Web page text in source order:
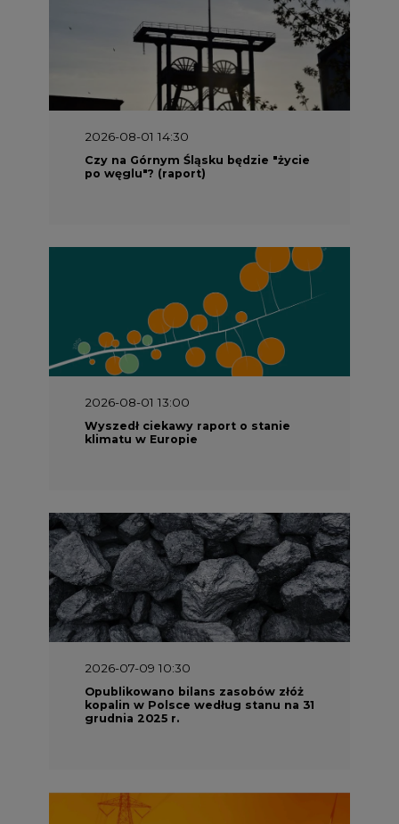
2026-08-01 14:30
Czy na Górnym Śląsku będzie "życie
po węglu"? (raport)
2026-08-01 13:00
Wyszedł ciekawy raport o stanie
klimatu w Europie
2026-07-09 10:30
Opublikowano bilans zasobów złóż
kopalin w Polsce według stanu na 31
grudnia 2025 r.